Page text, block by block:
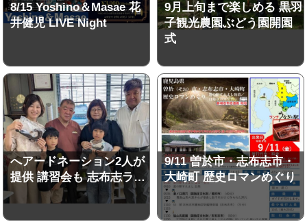
8/15 Yoshino＆Masae 花
井健児 LIVE Night
9月上旬まで楽しめる 黒羽
子観光農園ぶどう園開園
式
へアードネーション2人が
提供 講習会も 志布志ラ…
9/11 曽於市・志布志市・
大崎町 歴史ロマンめぐり